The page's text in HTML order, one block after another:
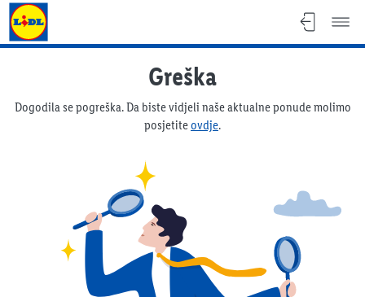
Lidl katalog
Greška
Dogodila se pogreška. Da biste vidjeli naše aktualne ponude molimo
posjetiteovdje.